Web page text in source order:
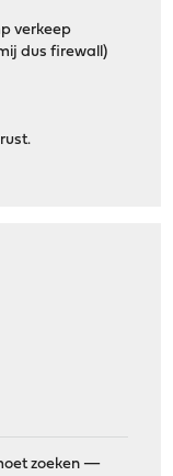
verkeep
dus firewall)
zoeken —